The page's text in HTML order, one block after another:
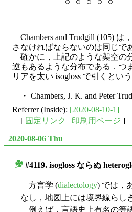
Chambers and Trudgill (105)
さなければならないのは同じで
確かに，上記のような架空の
逆もあるような分布である．つ
リアを太い isogloss で引くとい
・ Chambers, J. K. and Peter
Referrer (Inside): [2020-08-10-1]
[ 固定リンク | 印刷用ページ ]
2020-08-06 Thu
#4119. isogloss ならぬ
方言学 (dialectology) では，
なし，地図上には境界線らし
例えば，言語史上有名の等